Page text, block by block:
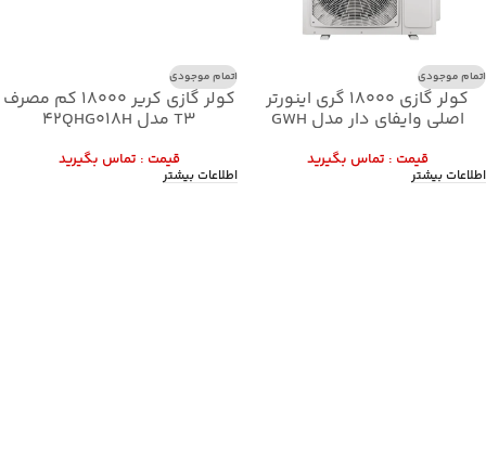
اتمام موجودی
کولر گازی 18000 گری اینورتر
اصلی وایفای دار مدل GWH
قيمت : تماس بگيريد
اطلاعات بیشتر
اتمام موجودی
کولر گازی کریر 18000 کم مصرف
T3 مدل 42QHG018H
قيمت : تماس بگيريد
اطلاعات بیشتر